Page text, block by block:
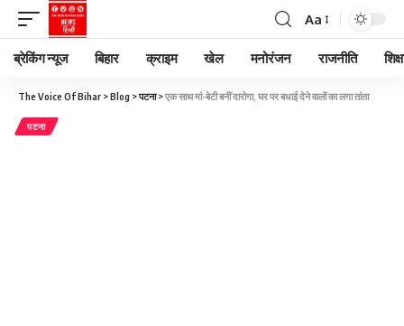
Aa
ब्रेकिंग न्यूज बिहार क्राइम खेल मनोरंजन राजनीति
The Voice Of Bihar >Blog >पटना>एक साथ मां-बेटी बनीं दारोगा, घर पर बधाई देने वालों का लगा तांता
पटना